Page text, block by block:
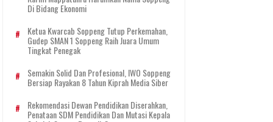
Di Bidang Ekonomi
Ketua Kwarcab Soppeng Tutup Perkemahan,
Gudep SMAN 1 Soppeng Raih Juara Umum
Tingkat Penegak
Semakin Solid Dan Profesional, IWO Soppeng
Bersiap Rayakan 8 Tahun Kiprah Media Siber
Rekomendasi Dewan Pendidikan Diserahkan,
Penataan SDM Pendidikan Dan Mutasi Kepala